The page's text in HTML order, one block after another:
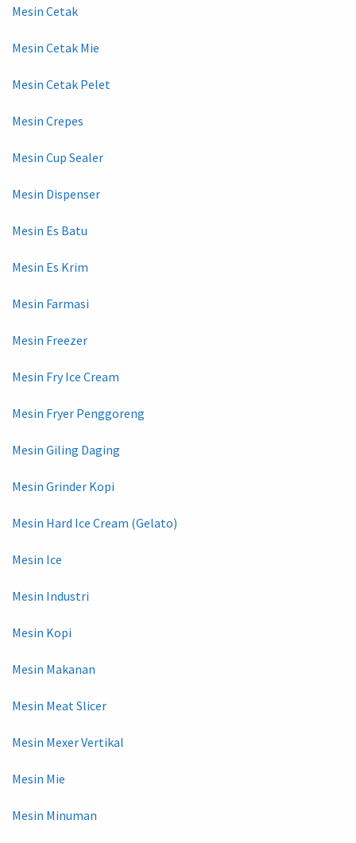
Mesin Cetak
Mesin Cetak Mie
Mesin Cetak Pelet
Mesin Crepes
Mesin Cup Sealer
Mesin Dispenser
Mesin Es Batu
Mesin Es Krim
Mesin Farmasi
Mesin Freezer
Mesin Fry Ice Cream
Mesin Fryer Penggoreng
Mesin Giling Daging
Mesin Grinder Kopi
Mesin Hard Ice Cream (Gelato)
Mesin Ice
Mesin Industri
Mesin Kopi
Mesin Makanan
Mesin Meat Slicer
Mesin Mexer Vertikal
Mesin Mie
Mesin Minuman